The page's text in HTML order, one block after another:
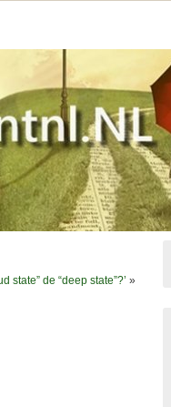
state” de “deep state”?’ »